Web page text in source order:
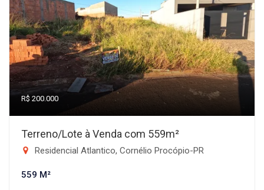
R$ 200.000
Terreno/Lote à Venda com 559m²
Residencial Atlantico, Cornélio Procópio-PR
559 M²